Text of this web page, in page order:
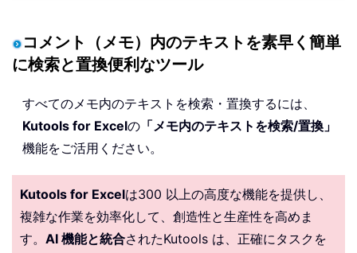
コメント（メモ）内のテキストを素早く簡単
に検索と置換便利なツール
すべてのメモ内のテキストを検索・置換するには、
Kutools for Excelの 「メモ内のテキストを検索/置換」
機能をご活用ください。
Kutools for Excelは300 以上の高度な機能を提供し、
複雑な作業を効率化して、創造性と生産性を高めま
す。 AI 機能と統合されたKutools は、正確にタスクを